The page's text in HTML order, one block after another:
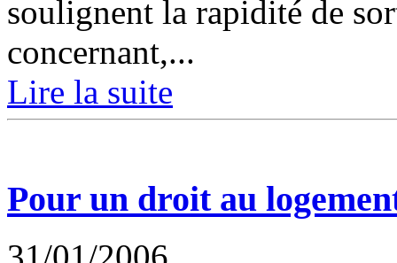
soulignent la rapidité de
concernant,...
Lire la suite
Pour un droit au